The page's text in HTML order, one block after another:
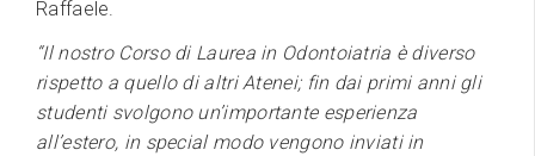
Raffaele.
“Il nostro Corso di Laurea in Odontoiatria è diverso
rispetto a quello di altri Atenei; fin dai primi anni gli
studenti svolgono un’importante esperienza
all’estero, in special modo vengono inviati in